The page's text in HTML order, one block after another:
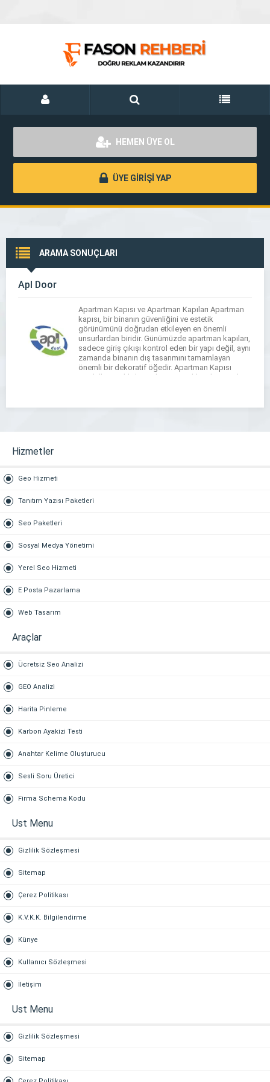
HEMEN ÜYE OL
ÜYE GİRİŞİ YAP
ARAMA SONUÇLARI
Apl Door
Apartman Kapısı ve Apartman Kapıları Apartman
kapısı, bir binanın güvenliğini ve estetik
görünümünü doğrudan etkileyen en önemli
unsurlardan biridir. Günümüzde apartman kapıları,
sadece giriş çıkışı kontrol eden bir yapı değil, aynı
zamanda binanın dış tasarımını tamamlayan
önemli bir dekoratif öğedir. Apartman Kapısı
Modelleri Farklı ihtiyaçlara ve zevklere hitap eden
Hizmetler
Geo Hizmeti
Tanıtım Yazısı Paketleri
Seo Paketleri
Sosyal Medya Yönetimi
Yerel Seo Hizmeti
E Posta Pazarlama
Web Tasarım
Araçlar
Ücretsiz Seo Analizi
GEO Analizi
Harita Pinleme
Karbon Ayakizi Testi
Anahtar Kelime Oluşturucu
Sesli Soru Üretici
Firma Schema Kodu
Ust Menu
Gizlilik Sözleşmesi
Sitemap
Çerez Politikası
K.V.K.K. Bilgilendirme
Künye
Kullanıcı Sözleşmesi
İletişim
Ust Menu
Gizlilik Sözleşmesi
Sitemap